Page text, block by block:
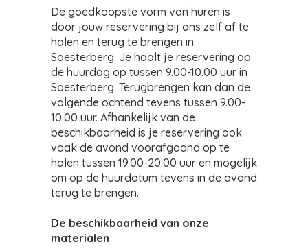
De goedkoopste vorm van huren is
door jouw reservering bij ons zelf af te
halen en terug te brengen in
Soesterberg. Je haalt je reservering op
de huurdag op tussen 9.00-10.00 uur in
Soesterberg. Terugbrengen kan dan de
volgende ochtend tevens tussen 9.00-
10.00 uur. Afhankelijk van de
beschikbaarheid is je reservering ook
vaak de avond voorafgaand op te
halen tussen 19.00-20.00 uur en mogelijk
om op de huurdatum tevens in de avond
terug te brengen.
De beschikbaarheid van onze
materialen